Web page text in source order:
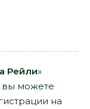
Рейли»
вы можете
на